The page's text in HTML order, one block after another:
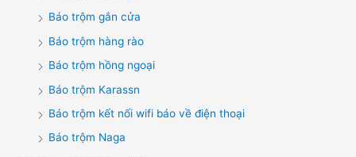
Báo trộm gắn cửa
Báo trộm hàng rào
Báo trộm hồng ngoại
Báo trộm Karassn
Báo trộm kết nối wifi báo về điện thoại
Báo trộm Naga